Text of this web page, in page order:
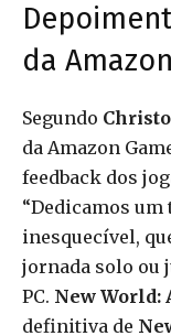
da
Segundo
da Amazon
feedback dos
“Dedicamos
inesquecível,
jornada solo ou
PC. New World:
definitiva de